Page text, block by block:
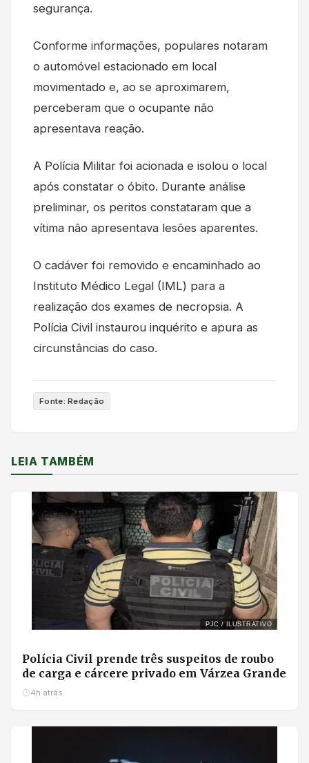
segurança.
Conforme informações, populares notaram
o automóvel estacionado em local
movimentado e, ao se aproximarem,
perceberam que o ocupante não
apresentava reação.
A Polícia Militar foi acionada e isolou o local
após constatar o óbito. Durante análise
preliminar, os peritos constataram que a
vítima não apresentava lesões aparentes.
O cadáver foi removido e encaminhado ao
Instituto Médico Legal (IML) para a
realização dos exames de necropsia. A
Polícia Civil instaurou inquérito e apura as
circunstâncias do caso.
Fonte: Redação
LEIA TAMBÉM
PJC / ILUSTRATIVO
Polícia Civil prende três suspeitos de roubo
de carga e cárcere privado em Várzea Grande
4h atrás